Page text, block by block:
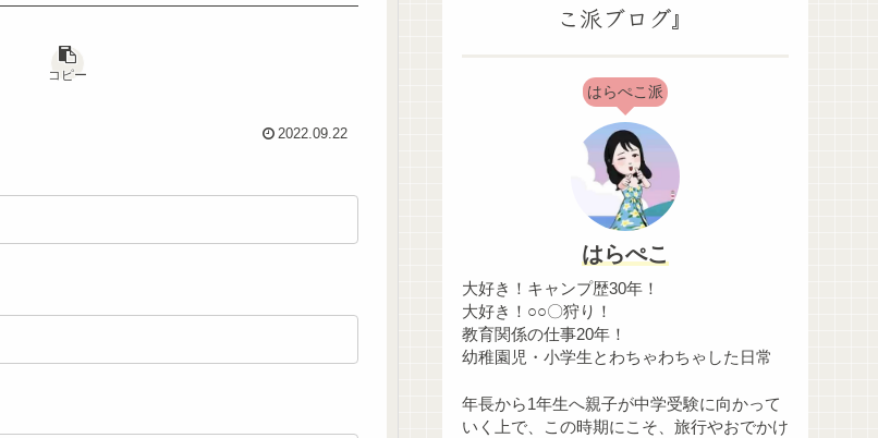
コピー
2022.09.22
こ派ブログ』
はらぺこ派
はらぺこ
大好き！キャンプ歴30年！
大好き！○○〇狩り！
教育関係の仕事20年！
幼稚園児・小学生とわちゃわちゃした日常
年長から1年生へ親子が中学受験に向かって
いく上で、この時期にこそ、旅行やおでかけ